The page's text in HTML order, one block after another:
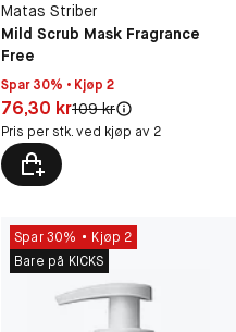
Matas Striber
Mild Scrub Mask Fragrance
Free
Spar 30% • Kjøp 2
Pris: 76,30 kr
76,30 krOriginal pris:
109 kr
Pris per stk. ved kjøp av 2
Spar 30%
Kjøp 2
Bare på KICKS